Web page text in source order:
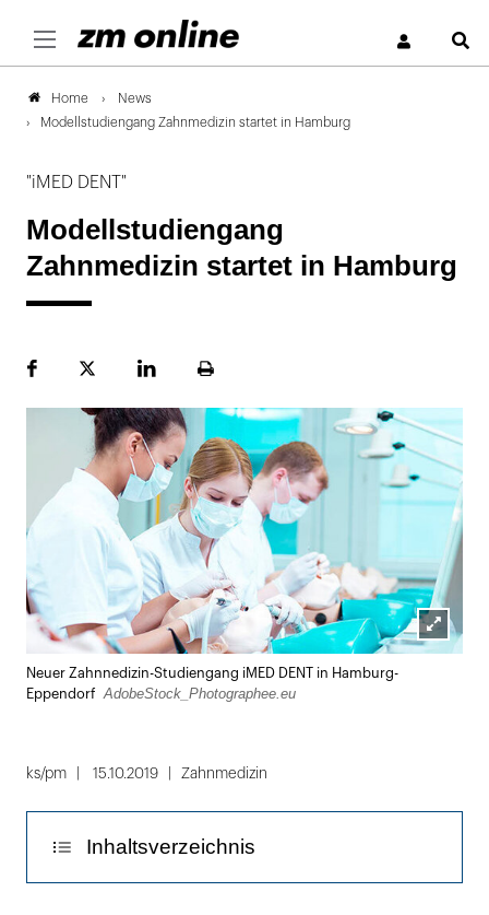
Home
News
Modellstudiengang Zahnmedizin startet in Hamburg
"iMED DENT"
Modellstudiengang
Zahnmedizin startet in Hamburg
FacebookPlattformLinekdInSeite
Lightbox
Neuer Zahnnedizin-Studiengang iMED DENT in Hamburg-
Eppendorf
AdobeStock_Photographee.eu
ks/pm 15.10.2019 Zahnmedizin
Inhaltsverzeichnis